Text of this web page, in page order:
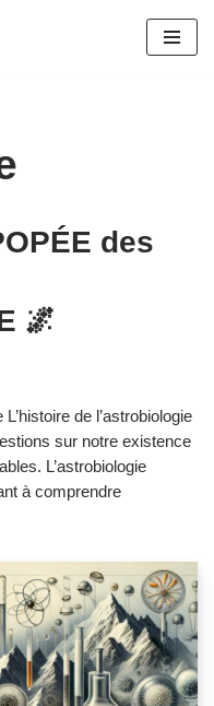
des
🌌
de l’astrobiologie
sur notre existence
L’astrobiologie
à comprendre